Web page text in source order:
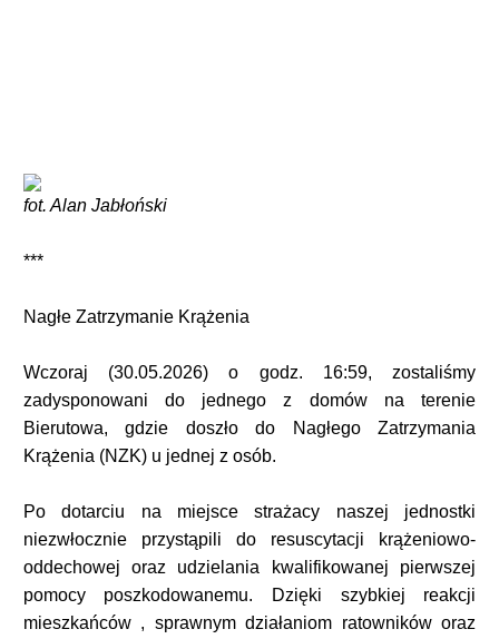
fot. Alan Jabłoński
***
Nagłe Zatrzymanie Krążenia
Wczoraj (30.05.2026) o godz. 16:59, zostaliśmy
zadysponowani do jednego z domów na terenie
Bierutowa, gdzie doszło do Nagłego Zatrzymania
Krążenia (NZK) u jednej z osób.
Po dotarciu na miejsce strażacy naszej jednostki
niezwłocznie przystąpili do resuscytacji krążeniowo-
oddechowej oraz udzielania kwalifikowanej pierwszej
pomocy poszkodowanemu. Dzięki szybkiej reakcji
mieszkańców , sprawnym działaniom ratowników oraz